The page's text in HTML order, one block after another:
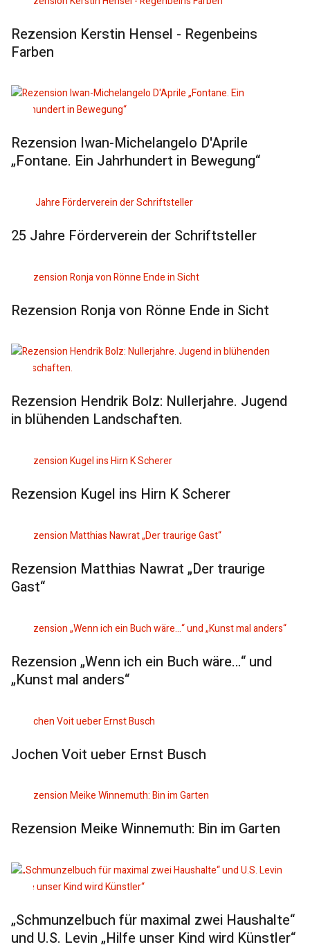
Rezension Kerstin Hensel - Regenbeins
Farben
Rezension Iwan-Michelangelo D'Aprile
„Fontane. Ein Jahrhundert in Bewegung“
25 Jahre Förderverein der Schriftsteller
Rezension Ronja von Rönne Ende in Sicht
Rezension Hendrik Bolz: Nullerjahre. Jugend
in blühenden Landschaften.
Rezension Kugel ins Hirn K Scherer
Rezension Matthias Nawrat „Der traurige
Gast“
Rezension „Wenn ich ein Buch wäre…“ und
„Kunst mal anders“
Jochen Voit ueber Ernst Busch
Rezension Meike Winnemuth: Bin im Garten
„Schmunzelbuch für maximal zwei Haushalte“
und U.S. Levin „Hilfe unser Kind wird Künstler“